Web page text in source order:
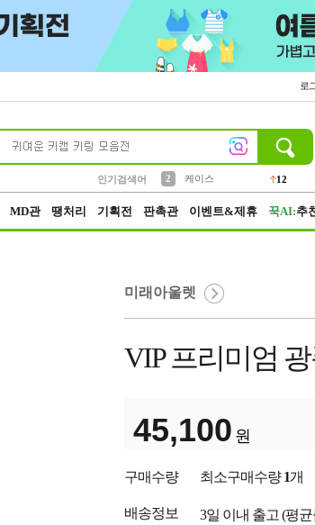
로
인기검색어
2
케이스
12
MD관 땡처리 기획전 판촉관 이벤트&제휴 꾹AI:추
미래아울렛
VIP 프리미엄
45,100 원
구매수량 최소구매수량1개
배송정보 3일 이내 출고 (평